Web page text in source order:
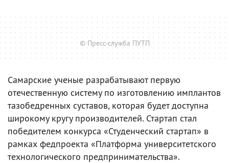
© Пресс-служба ПУТП
Самарские ученые разрабатывают первую
отечественную систему по изготовлению имплантов
тазобедренных суставов, которая будет доступна
широкому кругу производителей. Стартап стал
победителем конкурса «Студенческий стартап» в
рамках федпроекта «Платформа университетского
технологического предпринимательства».